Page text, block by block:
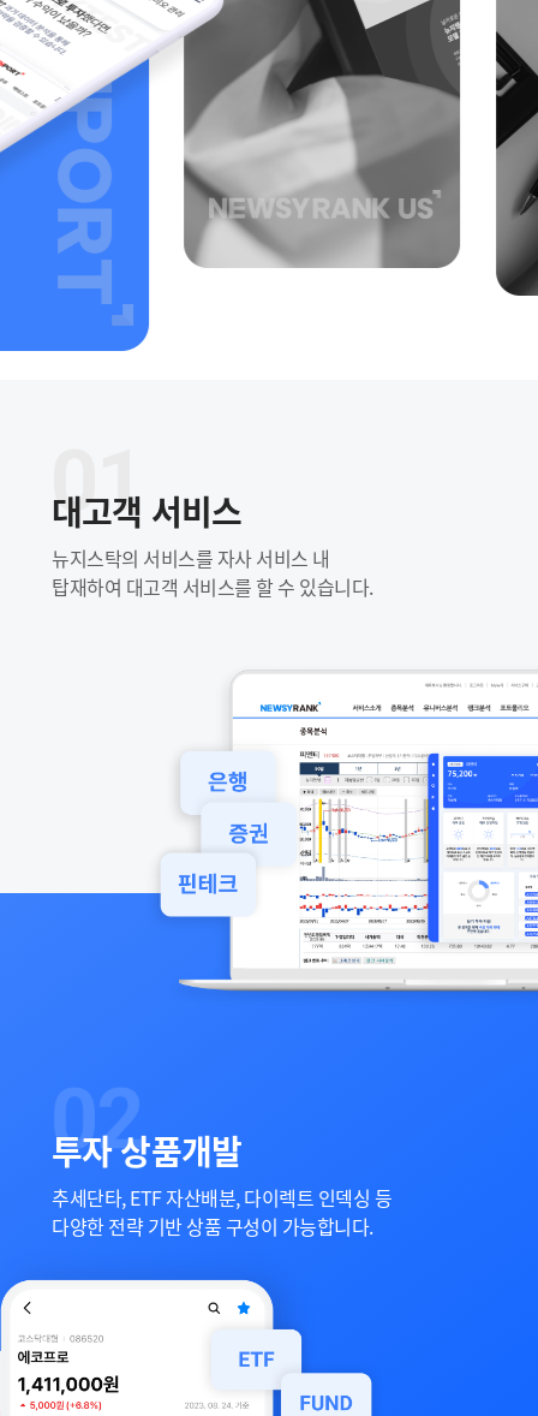
대고객 서비스
뉴지스탁의 서비스를 자사 서비스 내
탑재하여 대고객 서비스를 할 수 있습니다.
투자 상품개발
추세단타, ETF 자산배분, 다이렉트 인덱싱 등
다양한 전략 기반 상품 구성이 가능합니다.